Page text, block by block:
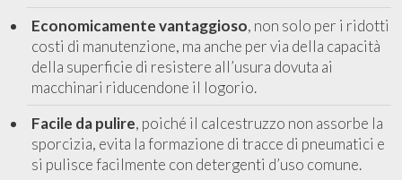
Economicamente vantaggioso, non solo per i ridotti
costi di manutenzione, ma anche per via della capacità
della superficie di resistere all’usura dovuta ai
macchinari riducendone il logorio.
Facile da pulire, poiché il calcestruzzo non assorbe la
sporcizia, evita la formazione di tracce di pneumatici e
si pulisce facilmente con detergenti d’uso comune.